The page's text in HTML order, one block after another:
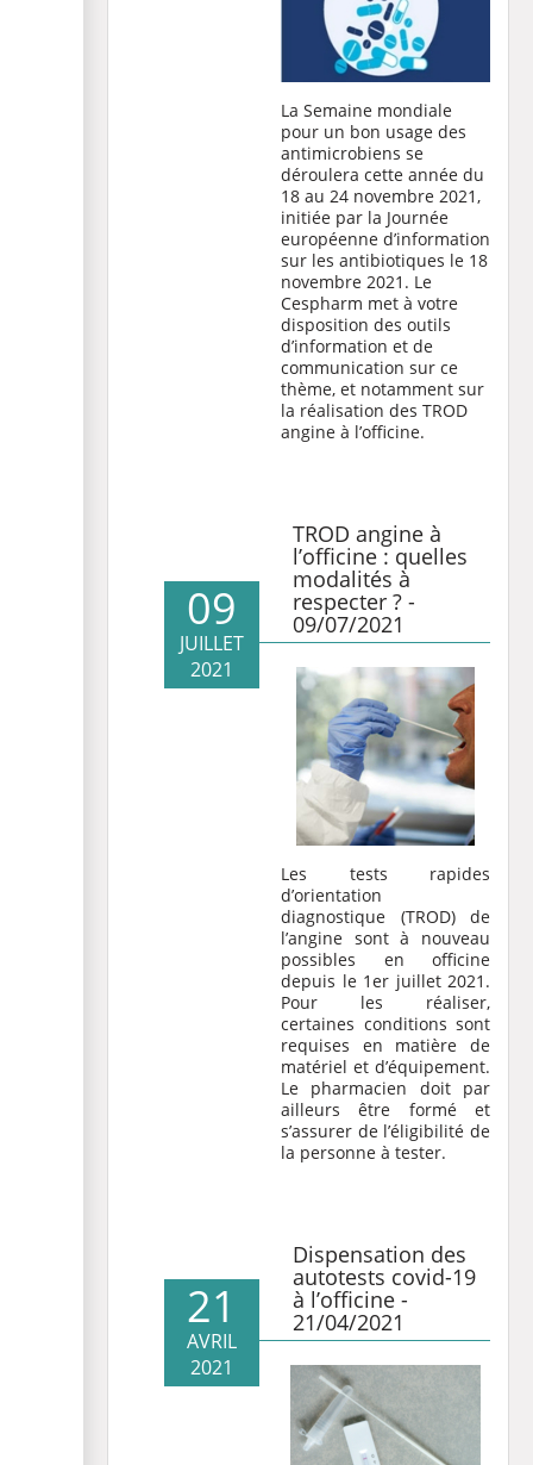
La Semaine mondiale
pour un bon usage des
antimicrobiens se
déroulera cette année du
18 au 24 novembre 2021,
initiée par la Journée
européenne d’information
sur les antibiotiques le 18
novembre 2021. Le
Cespharm met à votre
disposition des outils
d’information et de
communication sur ce
thème, et notamment sur
la réalisation des TROD
angine à l’officine.
TROD angine à
l’officine : quelles
modalités à
respecter ? -
09/07/2021
09
JUILLET
2021
Les tests rapides
d’orientation
diagnostique (TROD) de
l’angine sont à nouveau
possibles en officine
depuis le 1er juillet 2021.
Pour les réaliser,
certaines conditions sont
requises en matière de
matériel et d’équipement.
Le pharmacien doit par
ailleurs être formé et
s’assurer de l’éligibilité de
la personne à tester.
Dispensation des
autotests covid-19
à l’officine -
21/04/2021
21
AVRIL
2021